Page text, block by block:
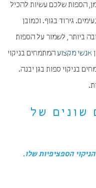
הספות שלכם עשיות להכיל
גירוד בגוף. וכמובן
ביותר, לשמור על הספות
אנשי מקצוע המתמחים בניקוי
בניקוי ספות בגן יבנה.
שונים של